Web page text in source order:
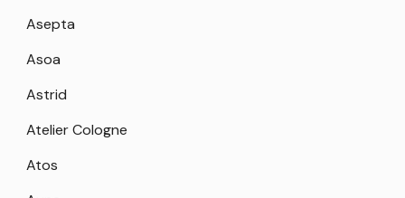
Asepta
Asoa
Astrid
Atelier Cologne
Atos